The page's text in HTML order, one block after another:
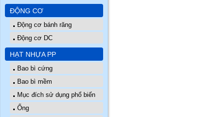
ĐỘNG CƠ
Động cơ bánh răng
Động cơ DC
HẠT NHỰA PP
Bao bì cứng
Bao bì mềm
Mục đích sử dụng phổ biến
Ống